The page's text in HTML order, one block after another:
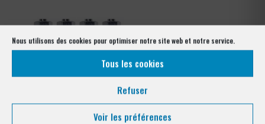
Nous utilisons des cookies pour optimiser notre site web et notre service.
Tous les cookies
Refuser
Voir les préférences